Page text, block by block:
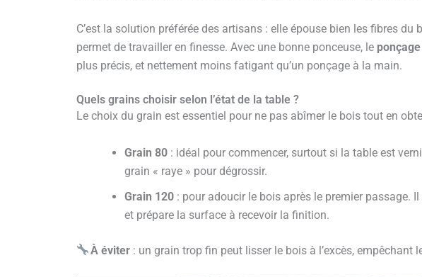
C’est la solution préférée des artisans : elle épouse bien les fibres du
permet de travailler en finesse. Avec une bonne ponceuse, le
plus précis, et nettement moins fatigant qu’un ponçage à la main.
Quels grains choisir selon l’état de la table ?
Le choix du grain est essentiel pour ne pas abîmer le bois tout en
Grain 80: idéal pour commencer, surtout si la table est
grain « raye » pour dégrossir.
Grain 120: pour adoucir le bois après le premier passage.
et prépare la surface à recevoir la finition.
À éviter : un grain trop fin peut lisser le bois à l’excès, empêchant